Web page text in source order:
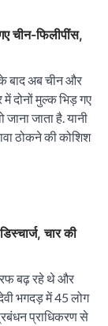
चीन-फिलीपींस,
अब चीन और
दोनों मुल्क भिड़ गए
जाता है. यानी
ठोकने की कोशिश
चार की
बढ़ रहे थे और
भगदड़ में 45 लोग
प्राधिकरण से